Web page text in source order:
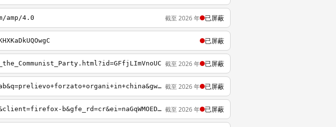
amp/4.0 截至 2026 年 已屏蔽
已屏蔽
截至 2026 年 已屏蔽
https://www.google.it/search?output=search&sclient=psy-ab&q=prelievo+forzato+organi+in+china&gws_rd=ssl 截至 2026 年 已屏蔽
https://www.google.it/search?q=google&ie=utf-8&oe=utf-8&client=firefox-b&gfe_rd=cr&ei=naGqWMOEDeLf8gfugopI 截至 2026 年 已屏蔽